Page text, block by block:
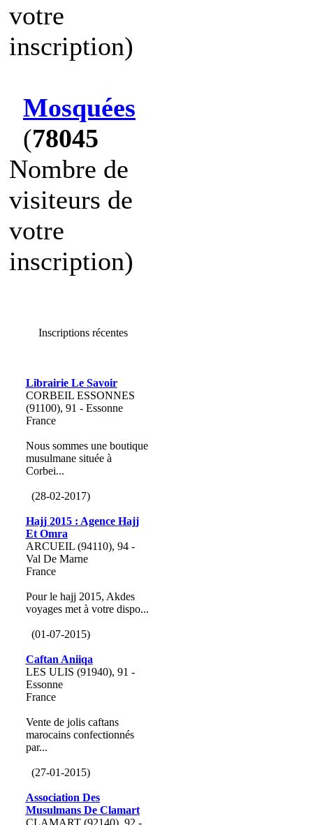
votre
inscription)
Mosquées
(78045
Nombre de
visiteurs de
votre
inscription)
Inscriptions récentes
Librairie Le Savoir
CORBEIL ESSONNES
(91100), 91 - Essonne
France
Nous sommes une boutique
musulmane située à
Corbei...
(28-02-2017)
Hajj 2015 : Agence Hajj
Et Omra
ARCUEIL (94110), 94 -
Val De Marne
France
Pour le hajj 2015, Akdes
voyages met à votre dispo...
(01-07-2015)
Caftan Aniiqa
LES ULIS (91940), 91 -
Essonne
France
Vente de jolis caftans
marocains confectionnés
par...
(27-01-2015)
Association Des
Musulmans De Clamart
CLAMART (92140), 92 -